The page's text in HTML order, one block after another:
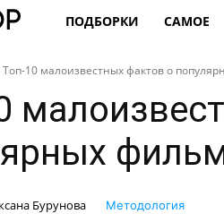
ПОДБОРКИ САМОЕ
Топ-10 малоизвестных фактов о
Бурунова Методология